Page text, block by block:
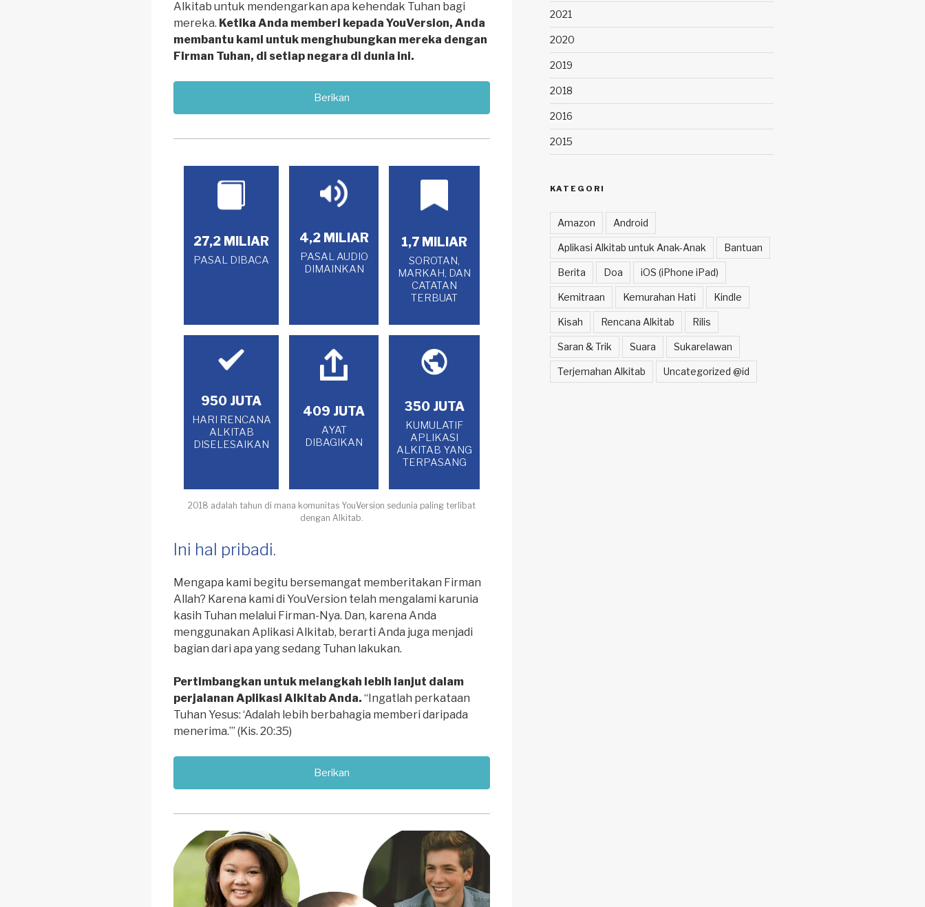
Alkitab untuk mendengarkan apa kehendak Tuhan bagi
mereka. Ketika Anda memberi kepada YouVersion, Anda
membantu kami untuk menghubungkan mereka dengan
Firman Tuhan, di setiap negara di dunia ini.
Berikan
27,2 MILIAR
PASAL DIBACA
4,2 MILIAR
PASAL AUDIO
DIMAINKAN
1,7 MILIAR
SOROTAN,
MARKAH, DAN
CATATAN
TERBUAT
950 JUTA
HARI RENCANA
ALKITAB
DISELESAIKAN
409 JUTA
AYAT
DIBAGIKAN
350 JUTA
KUMULATIF
APLIKASI
ALKITAB YANG
TERPASANG
2018 adalah tahun di mana komunitas YouVersion sedunia paling terlibat
dengan Alkitab.
Ini hal pribadi.
Mengapa kami begitu bersemangat memberitakan Firman
Allah? Karena kami di YouVersion telah mengalami karunia
kasih Tuhan melalui Firman-Nya. Dan, karena Anda
menggunakan Aplikasi Alkitab, berarti Anda juga menjadi
bagian dari apa yang sedang Tuhan lakukan.
Pertimbangkan untuk melangkah lebih lanjut dalam
perjalanan Aplikasi Alkitab Anda. “Ingatlah perkataan
Tuhan Yesus: ‘Adalah lebih berbahagia memberi daripada
menerima.’” (Kis. 20:35)
Berikan
2021
2020
2019
2018
2016
2015
KATEGORI
Amazon Android
Aplikasi Alkitab untuk Anak-Anak Bantuan
Berita Doa iOS (iPhone iPad)
Kemitraan Kemurahan Hati Kindle
Kisah Rencana Alkitab Rilis
Saran & Trik Suara Sukarelawan
Terjemahan Alkitab Uncategorized @id